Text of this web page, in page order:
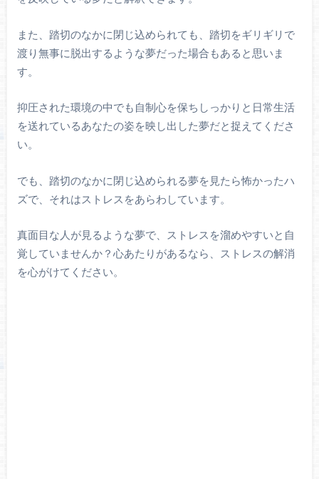
また、踏切のなかに閉じ込められても、踏切をギリギリで
渡り無事に脱出するような夢だった場合もあると思いま
す。
抑圧された環境の中でも自制心を保ちしっかりと日常生活
を送れているあなたの姿を映し出した夢だと捉えてくださ
い。
でも、踏切のなかに閉じ込められる夢を見たら怖かったハ
ズで、それはストレスをあらわしています。
真面目な人が見るような夢で、ストレスを溜めやすいと自
覚していませんか？心あたりがあるなら、ストレスの解消
を心がけてください。